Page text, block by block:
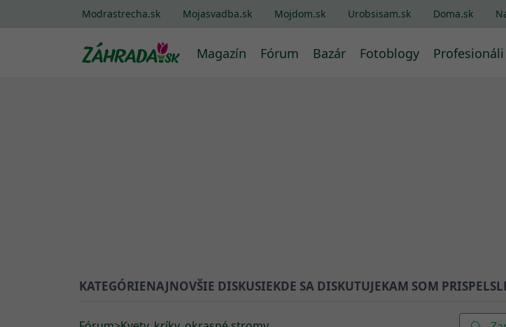
Modrastrecha.sk Mojasvadba.sk Mojdom.sk Urobsisam.sk Doma.sk
Magazín Fórum Bazár Fotoblogy Profesionáli
KATEGÓRIENAJNOVŠIE DISKUSIEKDE SA DISKUTUJEKAM SOM PRISPEL